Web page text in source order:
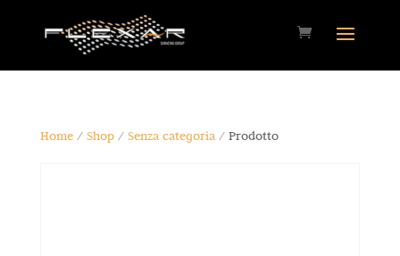
Home/ Shop/ Senza categoria/ Prodotto